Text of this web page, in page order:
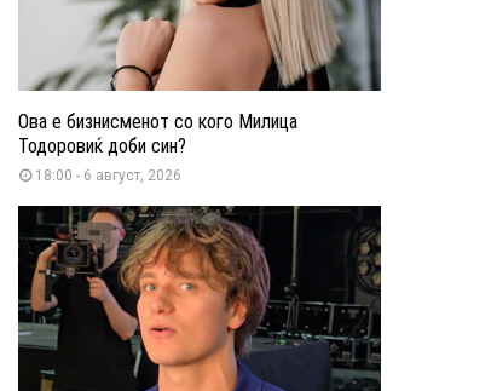
Ова е бизнисменот со кого Милица
Тодоровиќ доби син?
18:00 - 6 август, 2026